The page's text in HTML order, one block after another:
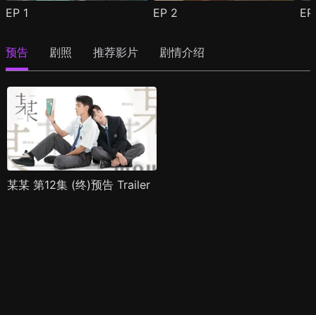
EP 1 EP 2
预告 剧照 推荐影片 剧情介绍
某某 第12集 (终)预告 Trailer